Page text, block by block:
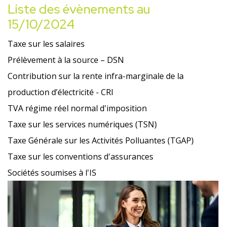
Liste des évènements au
15/10/2024
Taxe sur les salaires
Prélèvement à la source – DSN
Contribution sur la rente infra-marginale de la
production d’électricité - CRI
TVA régime réel normal d'imposition
Taxe sur les services numériques (TSN)
Taxe Générale sur les Activités Polluantes (TGAP)
Taxe sur les conventions d'assurances
Sociétés soumises à l'IS